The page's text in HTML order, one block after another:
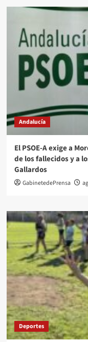
Andalucía
El PSOE-A exige a
de los fallecidos y a
Gallardos
GabinetedePrensa
Deportes